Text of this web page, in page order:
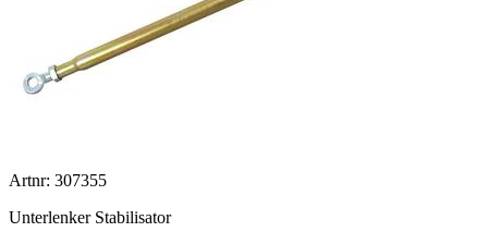
Artnr: 307355
Unterlenker Stabilisator